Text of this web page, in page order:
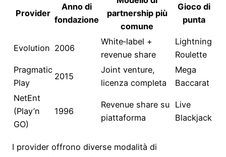
Provider
Anno di
fondazione
partnership più
comune
Gioco di
punta
Evolution 2006
White‑label +
revenue share
Lightning
Roulette
Pragmatic
Play
2015
Joint venture,
licenza completa
Mega
Baccarat
NetEnt
(Play’n
GO)
1996
Revenue share su
piattaforma
Live
Blackjack
I provider offrono diverse modalità di